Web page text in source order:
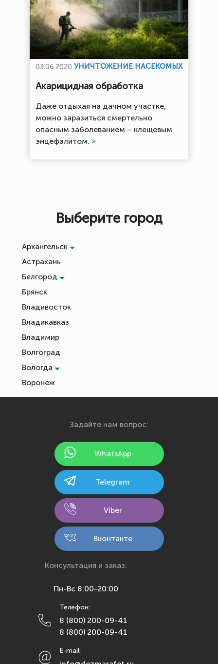
03.06.2020 УНИЧТОЖЕНИЕ НАСЕКОМЫХ
Акарицидная обработка
Даже отдыхая на дачном участке,
можно заразиться смертельно
опасным заболеванием – клещевым
энцефалитом. »
Выберите город
Архангельск
Астрахань
Белгород
Брянск
Владивосток
Владикавказ
Владимир
Волгоград
Вологда
Воронеж
Екатеринбург
Йошкар-Ола
Калининград
Кемерово
Кострома
Краснодар
Красноярск
Махачкала
Москва
Набережные Челны
Задайте нам вопрос:
WhatsApp
Telegram
Viber
Вконтакте
Консультация и заказ:
Пн-Вс 8:00-20:00
Телефон:
8 (800) 200-09-41
8 (800) 200-09-41
E-mail: